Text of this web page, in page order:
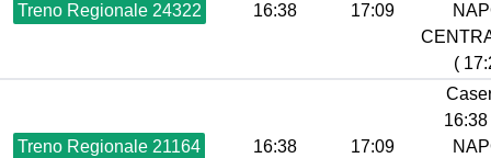
Treno Regionale 24322 16:38 17:09
(
Treno Regionale 21164 16:38 17:09
16:38